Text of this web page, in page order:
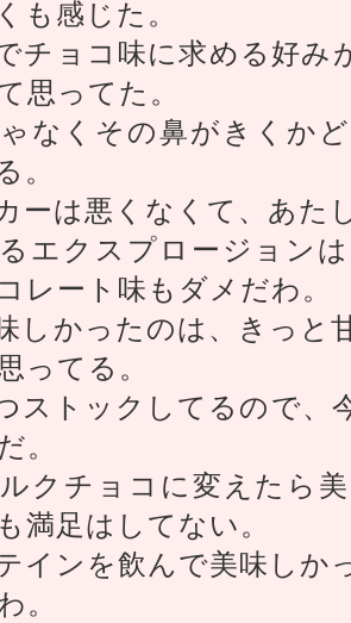
も感じた。
チョコ味に求める好み
思ってた。
なくその鼻がきくか
。
ーは悪くなくて、あた
エクスプロージョン
レート味もダメだわ。
しかったのは、きっと
ってる。
ストックしてるので、
。
クチョコに変えたら
満足はしてない。
インを飲んで美味しか
。